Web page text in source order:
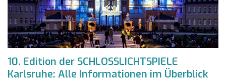
10. Edition der SCHLOSSLICHTSPIELE
Karlsruhe: Alle Informationen im Überblick